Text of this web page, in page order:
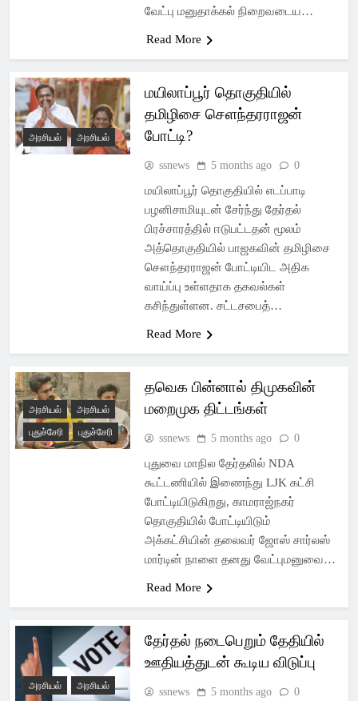
வேட்பு மனுதாக்கல் நிறைவடைய…
Read More
அரசியல் அரசியல்
மயிலாப்பூர் தொகுதியில்
தமிழிசை செளந்தரராஜன்
போட்டி?
ssnews 5 months ago 0
மயிலாப்பூர் தொகுதியில் எடப்பாடி
பழனிசாமியுடன் சேர்ந்து தேர்தல்
பிரச்சாரத்தில் ஈடுபட்டதன் மூலம்
அத்தொகுதியில் பாஜகவின் தமிழிசை
சௌந்தரராஜன் போட்டியிட அதிக
வாய்ப்பு உள்ளதாக தகவல்கள்
கசிந்துள்ளன. சட்டசபைத்…
Read More
அரசியல்
அரசியல்
புதுச்சேரி
புதுச்சேரி
தவெக பின்னால் திமுகவின்
மறைமுக திட்டங்கள்
ssnews 5 months ago 0
புதுவை மாநில தேர்தலில் NDA
கூட்டணியில் இணைந்து LJK கட்சி
போட்டியிடுகிறது, காமராஜ்நகர்
தொகுதியில் போட்டியிடும்
அக்கட்சியின் தலைவர் ஜோஸ் சார்லஸ்
மார்டின் நாளை தனது வேட்புமனுவை…
Read More
அரசியல் அரசியல்
தேர்தல் நடைபெறும் தேதியில்
ஊதியத்துடன் கூடிய விடுப்பு
ssnews 5 months ago 0